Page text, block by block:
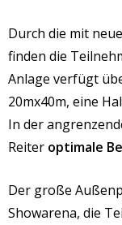
Durch die mit
finden die
Anlage verfügt
20mx40m, eine
In der
Reiter optimale
Der große
Showarena, die